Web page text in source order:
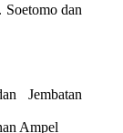
dan
Jembatan
Ampel